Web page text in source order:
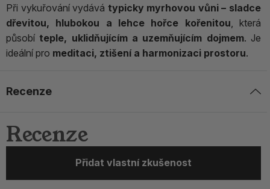
Při vykuřování vydává typicky myrhovou vůni – sladce
dřevitou, hlubokou a lehce hořce kořenitou , která
působí teple, uklidňujícím a uzemňujícím dojmem. Je
ideální pro meditaci, ztišení a harmonizaci prostoru.
Recenze
Recenze
Přidat vlastní zkušenost